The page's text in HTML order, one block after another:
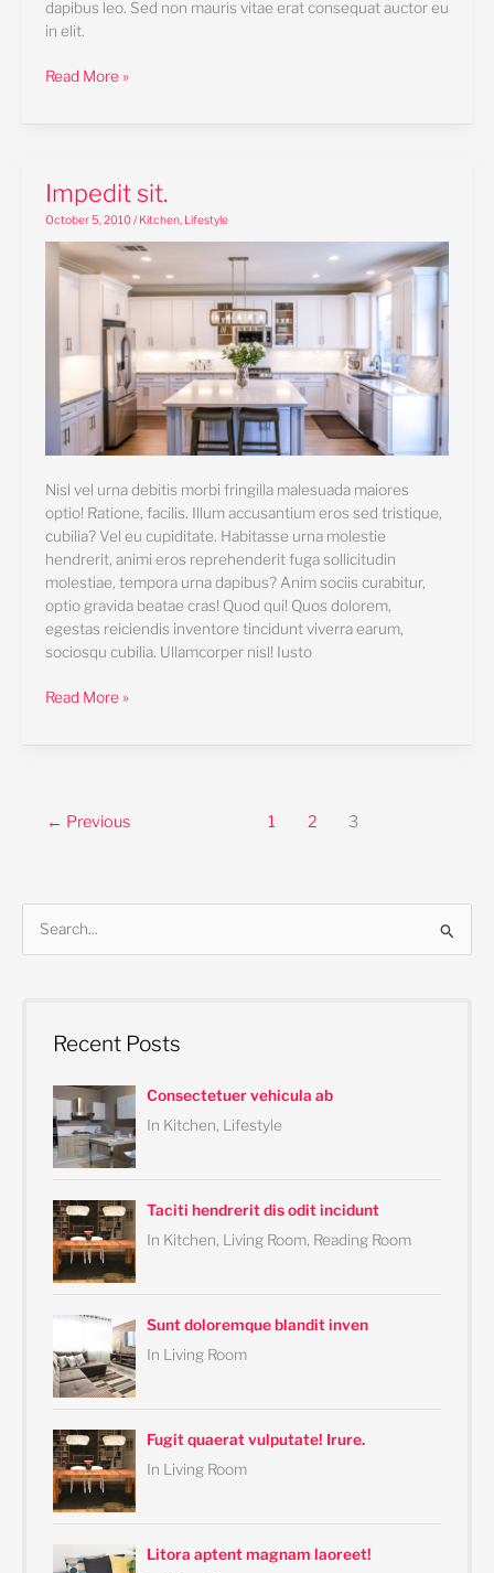
dapibus leo. Sed non mauris vitae erat consequat auctor eu
in elit.
Read More »
Impedit sit.
October 5, 2010/Kitchen, Lifestyle
Nisl vel urna debitis morbi fringilla malesuada maiores
optio! Ratione, facilis. Illum accusantium eros sed tristique,
cubilia? Vel eu cupiditate. Habitasse urna molestie
hendrerit, animi eros reprehenderit fuga sollicitudin
molestiae, tempora urna dapibus? Anim sociis curabitur,
optio gravida beatae cras! Quod qui! Quos dolorem,
egestas reiciendis inventore tincidunt viverra earum,
sociosqu cubilia. Ullamcorper nisl! Iusto
Impedit
Read More »
← Previous 1 2 3
Recent Posts
Consectetuer vehicula ab
In Kitchen, Lifestyle
Taciti hendrerit dis odit incidunt
In Kitchen, Living Room, Reading Room
Sunt doloremque blandit inven
In Living Room
Fugit quaerat vulputate! Irure.
In Living Room
Litora aptent magnam laoreet!